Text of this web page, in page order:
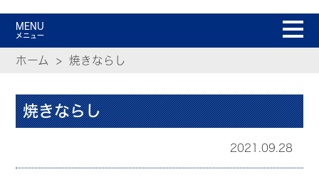
MENU
メニュー
ホーム 焼きならし
焼きならし
2021.09.28